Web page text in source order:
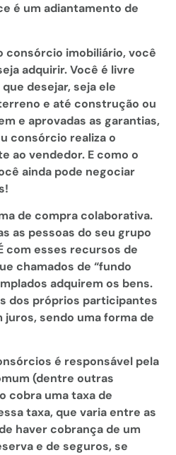
é um adiantamento de
consórcio imobiliário, você
adquirir. Você é livre
desejar, seja ele
e até construção ou
e aprovadas as garantias,
consórcio realiza o
ao vendedor. E como o
ainda pode negociar
de compra colaborativa.
as pessoas do seu grupo
com esses recursos de
chamados de “fundo
adquirem os bens.
dos próprios participantes
sendo uma forma de
é responsável pela
(dentre outras
cobra uma taxa de
taxa, que varia entre as
haver cobrança de um
e de seguros, se